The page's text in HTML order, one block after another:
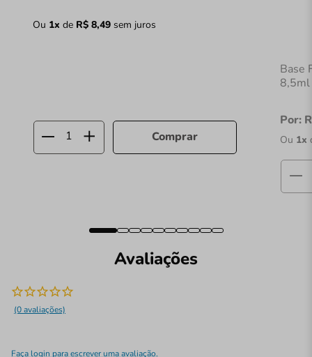
Ou 1x de R$ 8,49sem juros
Comprar
Base
8,5ml
Por:
Ou 1x
Avaliações
(0 avaliações)
Faça login para escrever uma avaliação.